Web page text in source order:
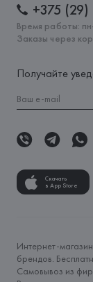
+375
Время работы:
Заказы через
Получайте
Скачать
в App Store
Интернет-
брендов.
Самовывоз из